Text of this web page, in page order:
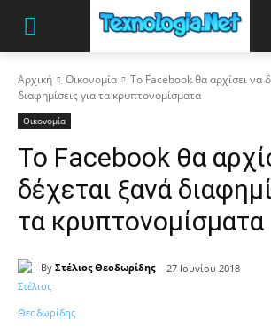
Αρχική Οικονομία
Το Facebook θα αρχίσει να
διαφημίσεις για τα κρυπτονομίσματα
Οικονομία
Το Facebook θα
δέχεται ξανά
τα κρυπτονομίσματα
By Στέλιος Θεοδωρίδης 27 Ιουνίου 2018